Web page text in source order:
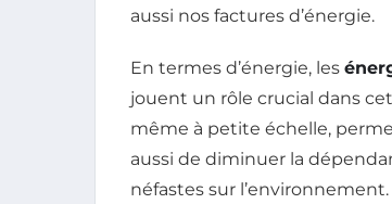
aussi nos factures d’énergie.
En termes d’énergie, les
jouent un rôle crucial dans
même à petite échelle,
aussi de diminuer la
néfastes sur